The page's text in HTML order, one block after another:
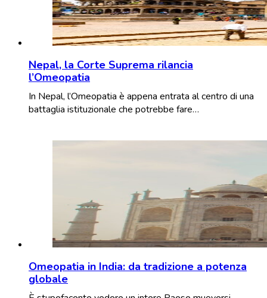
Nepal, la Corte Suprema rilancia
l’Omeopatia
In Nepal, l’Omeopatia è appena entrata al centro di una
battaglia istituzionale che potrebbe fare…
Omeopatia in India: da tradizione a potenza
globale